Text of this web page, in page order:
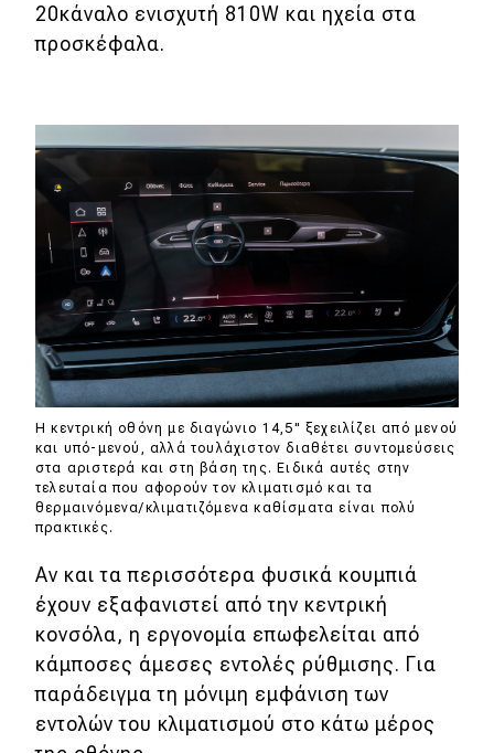
20κάναλο ενισχυτή 810W και ηχεία στα
προσκέφαλα.
Η κεντρική οθόνη με διαγώνιο 14,5" ξεχειλίζει από μενού
και υπό-μενού, αλλά τουλάχιστον διαθέτει συντομεύσεις
στα αριστερά και στη βάση της. Ειδικά αυτές στην
τελευταία που αφορούν τον κλιματισμό και τα
θερμαινόμενα/κλιματιζόμενα καθίσματα είναι πολύ
πρακτικές.
Αν και τα περισσότερα φυσικά κουμπιά
έχουν εξαφανιστεί από την κεντρική
κονσόλα, η εργονομία επωφελείται από
κάμποσες άμεσες εντολές ρύθμισης. Για
παράδειγμα τη μόνιμη εμφάνιση των
εντολών του κλιματισμού στο κάτω μέρος